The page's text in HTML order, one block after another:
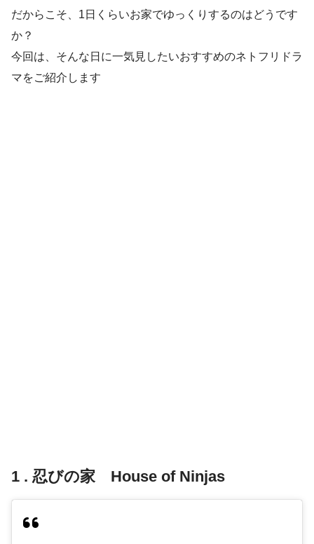
だからこそ、1日くらいお家でゆっくりするのはどうです
か？
今回は、そんな日に一気見したいおすすめのネトフリドラ
マをご紹介します
1 . 忍びの家 House of Ninjas